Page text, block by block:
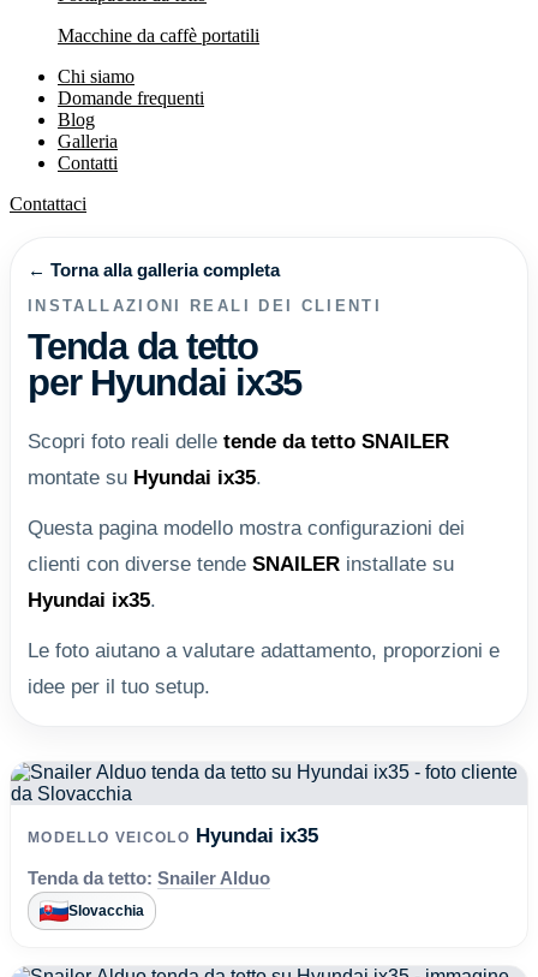
Macchine da caffè portatili
Chi siamo
Domande frequenti
Blog
Galleria
Contatti
Contattaci
← Torna alla galleria completa
INSTALLAZIONI REALI DEI CLIENTI
Tenda da tetto
per Hyundai ix35
Scopri foto reali delle tende da tetto SNAILER
montate su Hyundai ix35.
Questa pagina modello mostra configurazioni dei
clienti con diverse tende SNAILER installate su
Hyundai ix35.
Le foto aiutano a valutare adattamento, proporzioni e
idee per il tuo setup.
MODELLO VEICOLO Hyundai ix35
Tenda da tetto: Snailer Alduo
Slovacchia